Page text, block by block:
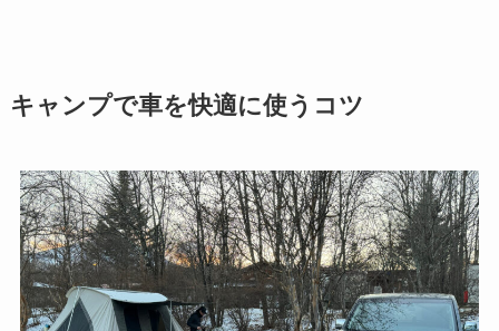
キャンプで車を快適に使うコツ